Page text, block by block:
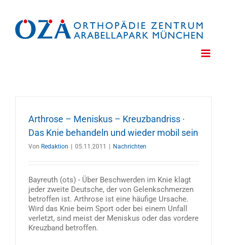
springen
Arthrose – Meniskus – Kreuzbandriss ·
Das Knie behandeln und wieder mobil sein
Von Redaktion 05.11.2011 Nachrichten
Bayreuth (ots) - Über Beschwerden im Knie klagt
jeder zweite Deutsche, der von Gelenkschmerzen
betroffen ist. Arthrose ist eine häufige Ursache.
Wird das Knie beim Sport oder bei einem Unfall
verletzt, sind meist der Meniskus oder das vordere
Kreuzband betroffen.